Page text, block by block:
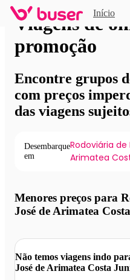
Início
Viagens de
promoção
Encontre grupos
com preços
das viagens
Desembarque
em
Rodoviária
Arimatea
Menores preços para
José de Arimatea
Não temos viagens indo
José de Arimatea Costa